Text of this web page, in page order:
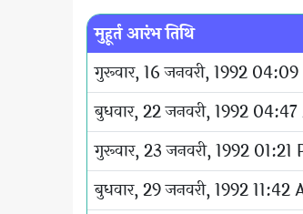
मुहूर्त आरंभ तिथि
गुरूवार, 16 जनवरी, 1992
बुधवार, 22 जनवरी, 1992
गुरूवार, 23 जनवरी, 1992 01:21
बुधवार, 29 जनवरी, 1992 11:42